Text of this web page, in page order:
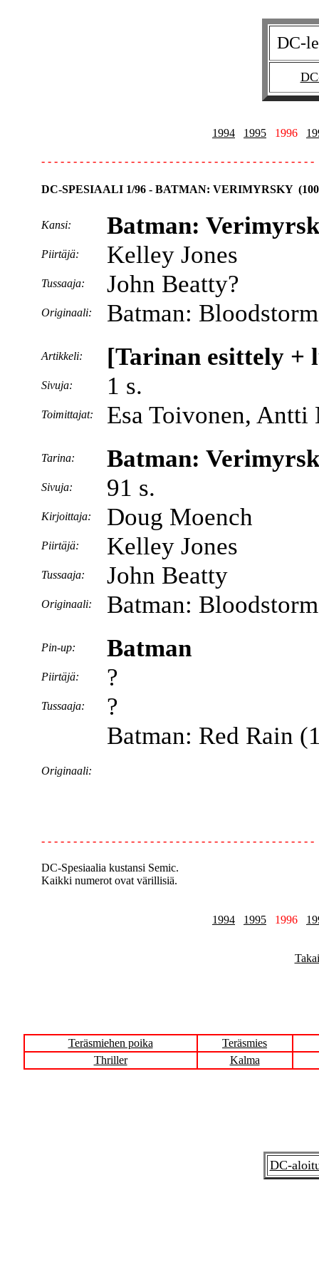
DC-
1994 1995 1996
- - - - - - - - - - - - - - - - - - - - - - - - - - - - - - - - - - - - - - - - - - -
DC-SPESIAALI 1/96 - BATMAN: VERIMYRSKY (100
Kansi: Batman:
Piirtäjä: Kelley Jones
Tussaaja: John Beatty?
Originaali: Batman:
Artikkeli: [Tarinan esittely +
Sivuja: 1 s.
Toimittajat: Esa Toivonen, Antti
Tarina: Batman:
Sivuja: 91 s.
Kirjoittaja: Doug Moench
Piirtäjä: Kelley Jones
Tussaaja: John Beatty
Originaali: Batman:
Pin-up: Batman
Piirtäjä: ?
Tussaaja: ?
Originaali:
Batman:
- - - - - - - - - - - - - - - - - - - - - - - - - - - - - - - - - - - - - - - - - - -
DC-Spesiaalia kustansi Semic.
Kaikki numerot ovat värillisiä.
1994 1995 1996
Teräsmiehen poika
Teräsmies
Thriller
Kalma
DC-